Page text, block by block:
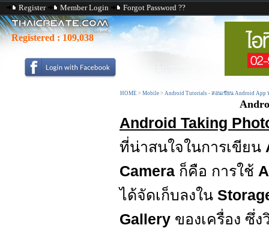
Register Member Login Forgot Password ??
Registered : 109,038
HOME > Mobile > Android Tutorials - สอนเขียน Android App
Android Taking
ที่น่าสนใจในการเขียน
Camera ก็คือ การใช้
ได้จัดเก็บลงใน
Gallery ของเครื่อง ซึ่